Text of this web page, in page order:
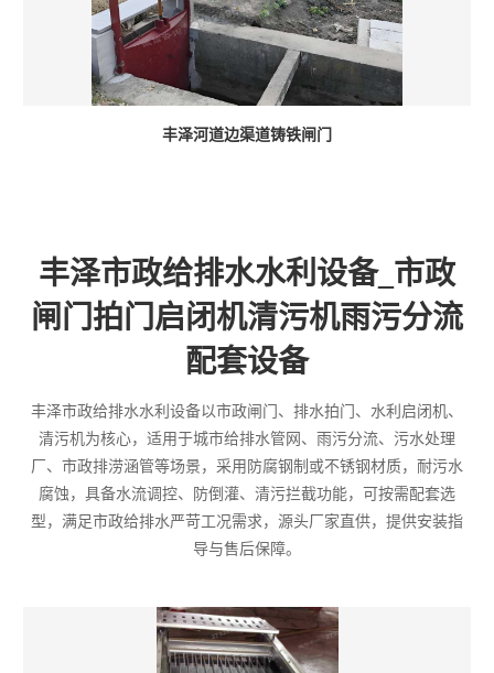
丰泽河道边渠道铸铁闸门
丰泽市政给排水水利设备_市政
闸门拍门启闭机清污机雨污分流
配套设备
丰泽市政给排水水利设备以市政闸门、排水拍门、水利启闭机、
清污机为核心，适用于城市给排水管网、雨污分流、污水处理
厂、市政排涝涵管等场景，采用防腐钢制或不锈钢材质，耐污水
腐蚀，具备水流调控、防倒灌、清污拦截功能，可按需配套选
型，满足市政给排水严苛工况需求，源头厂家直供，提供安装指
导与售后保障。